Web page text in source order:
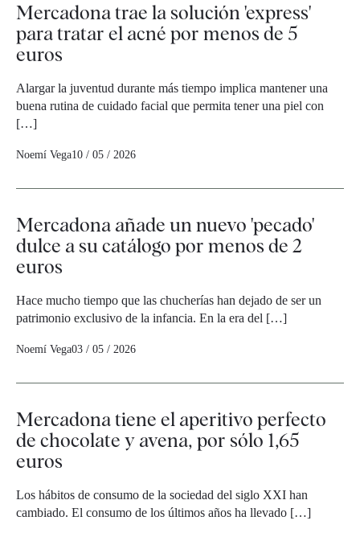
Mercadona trae la solución 'express'
para tratar el acné por menos de 5
euros
Alargar la juventud durante más tiempo implica mantener una
buena rutina de cuidado facial que permita tener una piel con
[…]
Noemí Vega10 / 05 / 2026
Mercadona añade un nuevo 'pecado'
dulce a su catálogo por menos de 2
euros
Hace mucho tiempo que las chucherías han dejado de ser un
patrimonio exclusivo de la infancia. En la era del […]
Noemí Vega03 / 05 / 2026
Mercadona tiene el aperitivo perfecto
de chocolate y avena, por sólo 1,65
euros
Los hábitos de consumo de la sociedad del siglo XXI han
cambiado. El consumo de los últimos años ha llevado […]